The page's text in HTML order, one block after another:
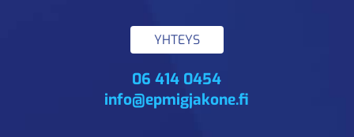
YHTEYS
06 414 0454
info@epmigjakone.fi